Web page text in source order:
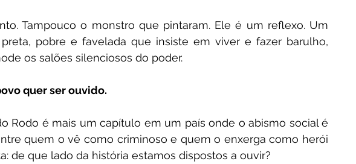
Tampouco o monstro que pintaram. Ele é um reflexo. Um
pobre e favelada que insiste em viver e fazer barulho,
os salões silenciosos do poder.
quer ser ouvido.
Rodo é mais um capítulo em um país onde o abismo social é
quem o vê como criminoso e quem o enxerga como herói
de que lado da história estamos dispostos a ouvir?